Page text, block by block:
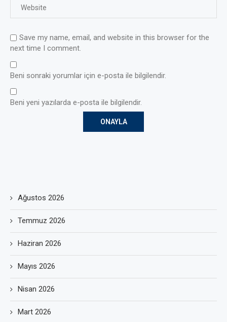
Save my name, email, and website in this browser for the
next time I comment.
Beni sonraki yorumlar için e-posta ile bilgilendir.
Beni yeni yazılarda e-posta ile bilgilendir.
Ağustos 2026
Temmuz 2026
Haziran 2026
Mayıs 2026
Nisan 2026
Mart 2026